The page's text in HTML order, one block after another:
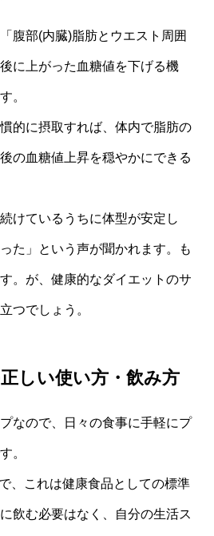
腹部(内臓)脂肪とウエスト周囲
に上がった血糖値を下げる機
。
的に摂取すれば、体内で脂肪の
の血糖値上昇を穏やかにできる
けているうちに体型が安定し
た」という声が聞かれます。も
。が、健康的なダイエットのサ
つでしょう。
しい使い方・飲み方
なので、日々の食事に手軽にプ
。
、これは健康食品としての標準
飲む必要はなく、自分の生活ス